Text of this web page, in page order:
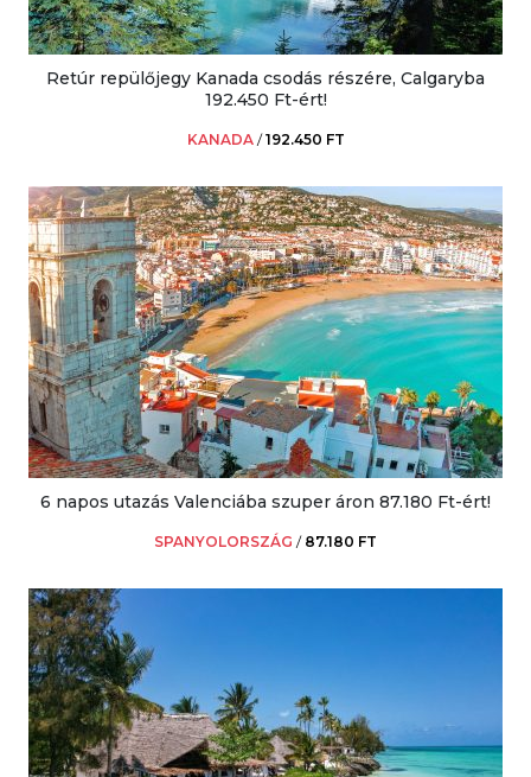
Retúr repülőjegy Kanada csodás részére, Calgaryba
192.450 Ft-ért!
KANADA /192.450 FT
6 napos utazás Valenciába szuper áron 87.180 Ft-ért!
SPANYOLORSZÁG / 87.180 FT